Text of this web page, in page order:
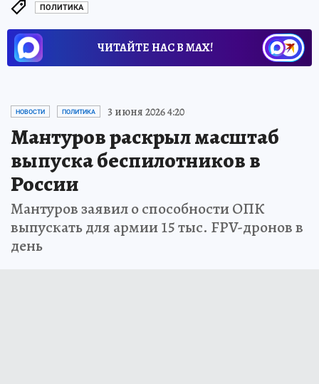
ПОЛИТИКА
ЧИТАЙТЕ НАС В МАХ!
НОВОСТИ ПОЛИТИКА 3 июня 2026 4:20
Мантуров раскрыл масштаб
выпуска беспилотников в
России
Мантуров заявил о способности ОПК
выпускать для армии 15 тыс. FPV-дронов в
день